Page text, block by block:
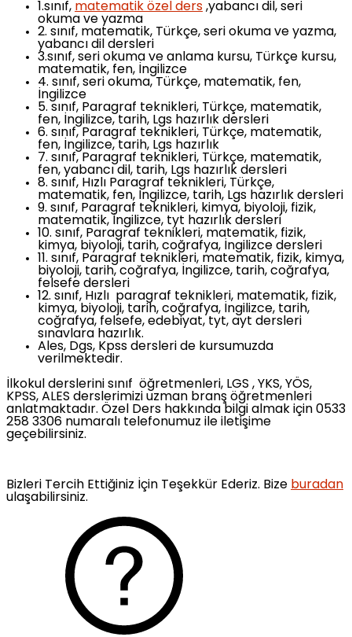
1.sınıf, matematik özel ders ,yabancı dil, seri
okuma ve yazma
2. sınıf, matematik, Türkçe, seri okuma ve yazma,
yabancı dil dersleri
3.sınıf, seri okuma ve anlama kursu, Türkçe kursu,
matematik, fen, İngilizce
4. sınıf, seri okuma, Türkçe, matematik, fen,
İngilizce
5. sınıf, Paragraf teknikleri, Türkçe, matematik,
fen, İngilizce, tarih, Lgs hazırlık dersleri
6. sınıf, Paragraf teknikleri, Türkçe, matematik,
fen, İngilizce, tarih, Lgs hazırlık
7. sınıf, Paragraf teknikleri, Türkçe, matematik,
fen, yabancı dil, tarih, Lgs hazırlık dersleri
8. sınıf, Hızlı Paragraf teknikleri, Türkçe,
matematik, fen, İngilizce, tarih, Lgs hazırlık dersleri
9. sınıf, Paragraf teknikleri, kimya, biyoloji, fizik,
matematik, İngilizce, tyt hazırlık dersleri
10. sınıf, Paragraf teknikleri, matematik, fizik,
kimya, biyoloji, tarih, coğrafya, İngilizce dersleri
11. sınıf, Paragraf teknikleri, matematik, fizik, kimya,
biyoloji, tarih, coğrafya, İngilizce, tarih, coğrafya,
felsefe dersleri
12. sınıf, Hızlı paragraf teknikleri, matematik, fizik,
kimya, biyoloji, tarih, coğrafya, İngilizce, tarih,
coğrafya, felsefe, edebiyat, tyt, ayt dersleri
sınavlara hazırlık.
Ales, Dgs, Kpss dersleri de kursumuzda
verilmektedir.
İlkokul derslerini sınıf öğretmenleri, LGS , YKS, YÖS,
KPSS, ALES derslerimizi uzman branş öğretmenleri
anlatmaktadır. Özel Ders hakkında bilgi almak için 0533
258 3306 numaralı telefonumuz ile iletişime
geçebilirsiniz.
Bizleri Tercih Ettiğiniz İçin Teşekkür Ederiz. Bize buradan
ulaşabilirsiniz.